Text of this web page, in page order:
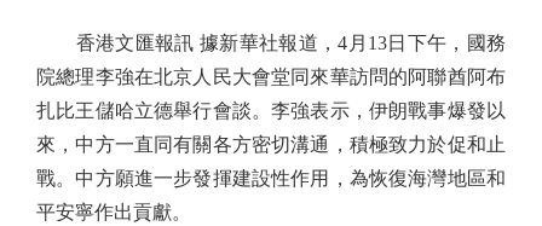
香港文匯報訊 據新華社報道，4月13日下午，國務
院總理李強在北京人民大會堂同來華訪問的阿聯酋阿布
扎比王儲哈立德舉行會談。李強表示，伊朗戰事爆發以
來，中方一直同有關各方密切溝通，積極致力於促和止
戰。中方願進一步發揮建設性作用，為恢復海灣地區和
平安寧作出貢獻。